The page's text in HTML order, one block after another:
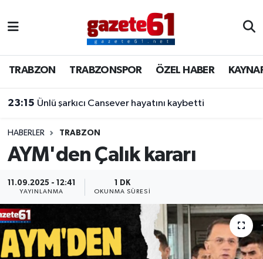
TRABZON TRABZONSPOR ÖZEL HABER
23:15 Ünlü şarkıcı Cansever hayatını kaybetti
HABERLER TRABZON
AYM'den Çalık kararı
11.09.2025 - 12:41
YAYINLANMA
1 DK
OKUNMA SÜRESI
TRABZONSPOR
ÖZEL HABER
KAYNAR KAZAN
SİYASET
GÜNDEM
Trabzon Nöbetçi Eczaneler
Trabzon Hava Durumu
Trabzon Namaz Vakitleri
Trabzon Trafik Yoğunluk Haritası
Süper Lig Puan Durumu ve Fikstür
Tüm Manşetler
Haber Arşivi